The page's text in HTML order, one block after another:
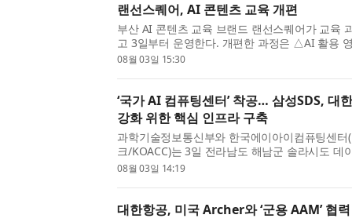
랜선스퀘어, AI 콘텐츠 교육 개편
부산 AI 콘텐츠 교육 브랜드 랜선스퀘어가 교육
고 3일부터 운영한다. 개편한 과정은 △AI 활용
△AI 활용 쇼핑몰 운영 △AI 마케팅 세 가지다. 각
08월 03일 15:30
‘국가 AI 컴퓨팅센터’ 착공… 삼성SDS, 대
강화 위한 핵심 인프라 구축
과학기술정보통신부와 한국에이아이컴퓨팅센터
크/KOACC)는 3일 전라남도 해남군 솔라시도 데
부의 AI 3대 강국 도약을 위한 핵심 AI 인프라 구
08월 03일 14:19
대한항공, 미국 Archer와 ‘군용 AAM’ 협